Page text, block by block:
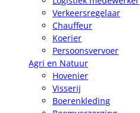
Verkeersregelaar
Chauffeur
Koerier
Persoonsvervoer
Agri en Natuur
Hovenier
Visserij
Boerenkleding